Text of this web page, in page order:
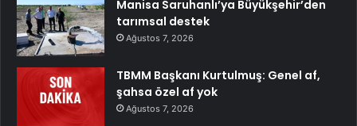
Manisa Saruhanlı’ya Büyükşehir’den
tarımsal destek
Ağustos 7, 2026
TBMM Başkanı Kurtulmuş: Genel af,
şahsa özel af yok
Ağustos 7, 2026